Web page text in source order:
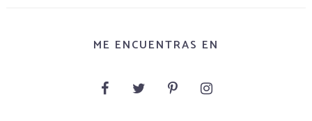
ME ENCUENTRAS EN